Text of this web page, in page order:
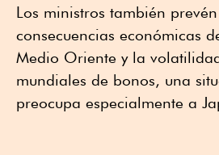
Los ministros también
consecuencias económicas
Medio Oriente y la
mundiales de bonos, una
preocupa especialmente a